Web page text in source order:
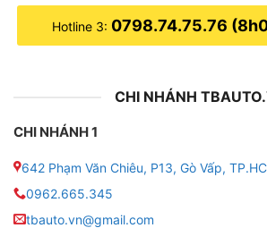
Hotline 3: 0798.74.75.76
CHI NHÁNH
CHI NHÁNH 1
642 Phạm Văn Chiêu, P13, Gò Vấp,
0962.665.345
tbauto.vn@gmail.com